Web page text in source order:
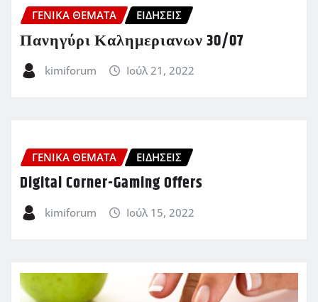
ΓΕΝΙΚΑ ΘΕΜΑΤΑ ΕΙΔΗΣΕΙΣ
Πανηγύρι Καλημεριανων 30/07
kimiforum Ιούλ 21, 2022
ΓΕΝΙΚΑ ΘΕΜΑΤΑ ΕΙΔΗΣΕΙΣ
Digital Corner-Gaming Offers
kimiforum Ιούλ 15, 2022